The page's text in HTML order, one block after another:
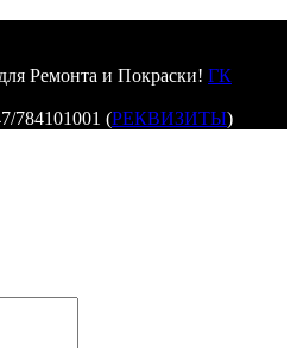
Ремонта и Покраски! ГК
(РЕКВИЗИТЫ)